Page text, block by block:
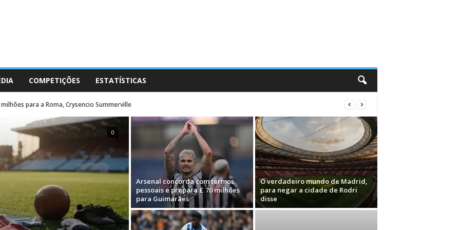
COMPETIÇÕES ESTATÍSTICAS
para a Roma, Crysencio Summerville
0
Arsenal concorda com termos
pessoais e prepara £ 70 milhões
para Guimarães
O verdadeiro mundo de Madrid,
para negar a cidade de Rodri
disse